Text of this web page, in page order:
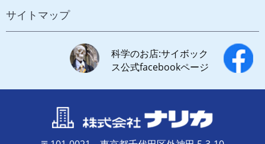
サイトマップ
科学のお店:サイボック
ス公式facebookページ